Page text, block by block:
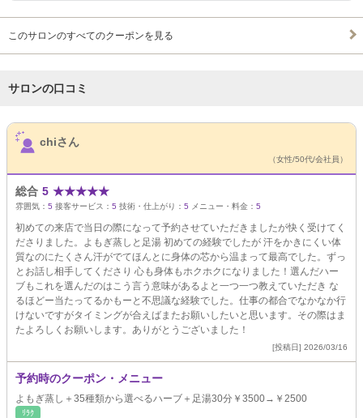
このサロンのすべてのクーポンを見る
サロンの口コミ
サロンPick Up
chiさん
（女性/50代/会社員）
総合 5 ★★★★★
雰囲気： 5 接客サービス： 5 技術・仕上がり： 5 メニュー・料金： 5
初めての来店で当日の際になって予約させていただきましたが快く受けてく
ださりました。よもぎ蒸しと足湯 初めての経験でしたが 汗をかきにくい体
質なのにたくさん汗がでてほんとに身体の芯から温まって最高でした。ずっ
とお話し相手してくださり 心も身体もホクホクになりました！選んだハー
ブもこれを選んだのはこう言う意味があるよと一つ一つ教えていただき な
るほどー当たってるかもーと不思議な経験でした。仕事の都合でなかなか行
けないですがタイミングが合えばまたお願いしたいと思います。その際はま
たよろしくお願いします。ありがとうございました！
[投稿日] 2026/03/16
予約時のクーポン・メニュー
よもぎ蒸し＋35種類から選べるハーブ＋足湯30分￥3500→￥2500
ﾘﾗｸ